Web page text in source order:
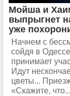
Мойша и
выпрыгнет
уже
Начнем с
сойдя в
принимает
Идут
цветы...
«Скажите, что...